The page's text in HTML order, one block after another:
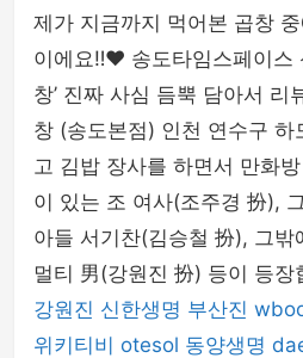
제가 지금까지 먹어본 곱창
이에요‼️❤️ 송도타임스페이스
창’ 진짜 사심 듬뿍 담아서 리
창 (송도본점) 인천 연수구 하
고 김밥 장사를 하면서 만화
이 있는 조 여사(조주경 扮),
아들 서기찬(김승철 扮), 그밖
멀티 男(강원진 扮) 등이 등장
강원진 신한생명 부산진
위키티비 otesol 동양생명